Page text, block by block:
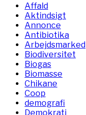
Affald
Aktindsigt
Annonce
Antibiotika
Arbejdsmarked
Biodiversitet
Biogas
Biomasse
Chikane
Coop
demografi
Demokrati